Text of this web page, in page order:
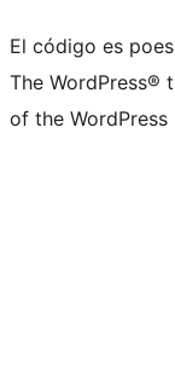
El código es
The WordPress®
of the WordPress